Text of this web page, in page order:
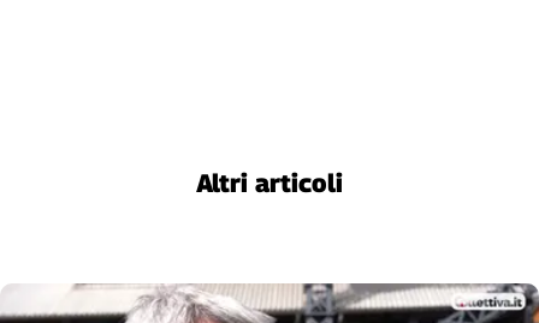
Altri articoli